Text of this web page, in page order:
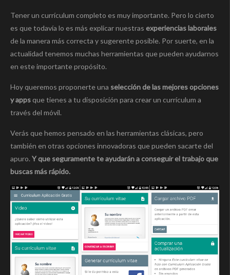
Tener un currículum completo es muy importante. Pero lo cierto
es que todavía lo es más explicar nuestras experiencias laborales
de la manera más correcta y sugerente posible. Por suerte, en la
actualidad tenemos muchas herramientas que pueden ayudarnos
en este importante propósito.
Hoy queremos proponerte una selección de las mejores opciones
y appsque tienes a tu disposición para crear un currículum a
través del móvil.
Verás que hemos pensado en las herramientas clásicas, pero
también en otras opciones innovadoras que pueden sacarte del
apuro. Y que seguramente te ayudarán a conseguir el trabajo que
buscas más rápido.